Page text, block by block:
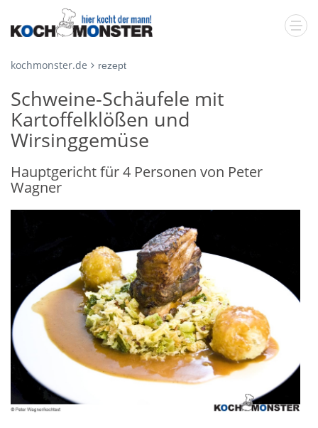
kochmonster.de rezept
Schweine-Schäufele mit
Kartoffelklößen und
Wirsinggemüse
Hauptgericht für 4 Personen von Peter
Wagner